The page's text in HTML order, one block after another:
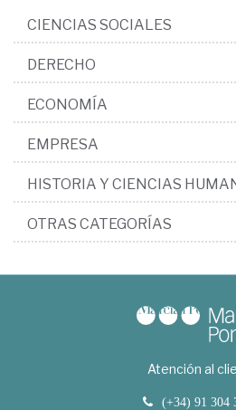
CIENCIAS SOCIALES
DERECHO
ECONOMÍA
EMPRESA
HISTORIA Y CIENCIAS
OTRAS CATEGORÍAS
Atención al
(+34) 91 304